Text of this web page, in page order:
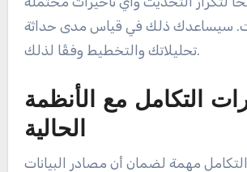
سيساعدك ذلك في قياس مدى حداثة
تحليلاتك والتخطيط وفقًا لذلك.
التكامل مع الأنظمة
الحالية
مهمة لضمان أن مصادر البيانات